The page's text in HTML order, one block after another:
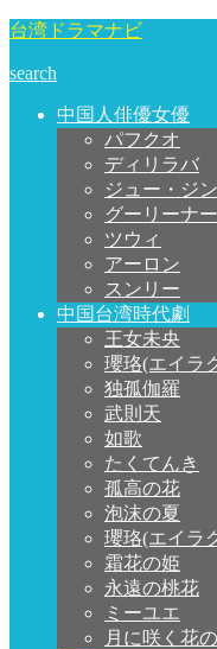
台湾ドラマナビ
search
中国人俳優女優
パフクオ
ディリラバ
ジュー・ジ
グーリーナ
ツウィ
アーロン
スンリー
中国台湾時代劇
王女未央
瓔珞(エイラ
独孤伽羅
武則天
如歌
たくてんき
孤高の花
泡沫の夏
瓔珞(エイラ
霜花の姫
永遠の桃花
ミーユエ
月に咲く花